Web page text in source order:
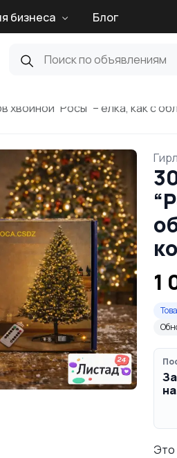
бизнеса Блог
хвойной “Росы” – елка, как с
1
Это